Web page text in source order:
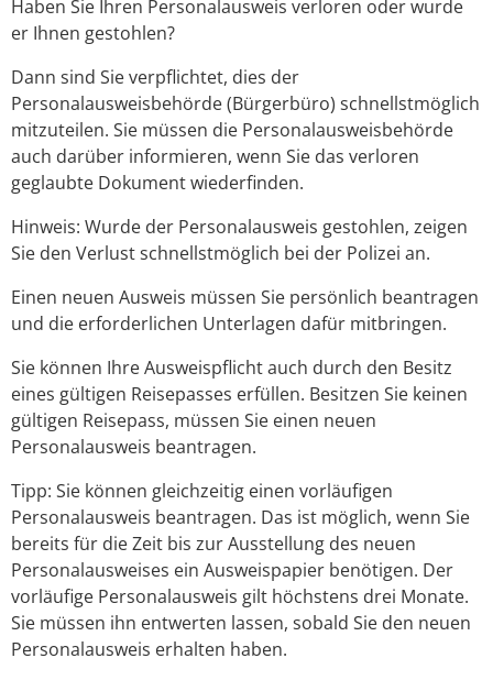
Haben Sie Ihren Personalausweis verloren oder wurde
er Ihnen gestohlen?
Dann sind Sie verpflichtet, dies der
Personalausweisbehörde (Bürgerbüro) schnellstmöglich
mitzuteilen. Sie müssen die Personalausweisbehörde
auch darüber informieren, wenn Sie das verloren
geglaubte Dokument wiederfinden.
Hinweis: Wurde der Personalausweis gestohlen, zeigen
Sie den Verlust schnellstmöglich bei der Polizei an.
Einen neuen Ausweis müssen Sie persönlich beantragen
und die erforderlichen Unterlagen dafür mitbringen.
Sie können Ihre Ausweispflicht auch durch den Besitz
eines gültigen Reisepasses erfüllen. Besitzen Sie keinen
gültigen Reisepass, müssen Sie einen neuen
Personalausweis beantragen.
Tipp: Sie können gleichzeitig einen vorläufigen
Personalausweis beantragen. Das ist möglich, wenn Sie
bereits für die Zeit bis zur Ausstellung des neuen
Personalausweises ein Ausweispapier benötigen. Der
vorläufige Personalausweis gilt höchstens drei Monate.
Sie müssen ihn entwerten lassen, sobald Sie den neuen
Personalausweis erhalten haben.